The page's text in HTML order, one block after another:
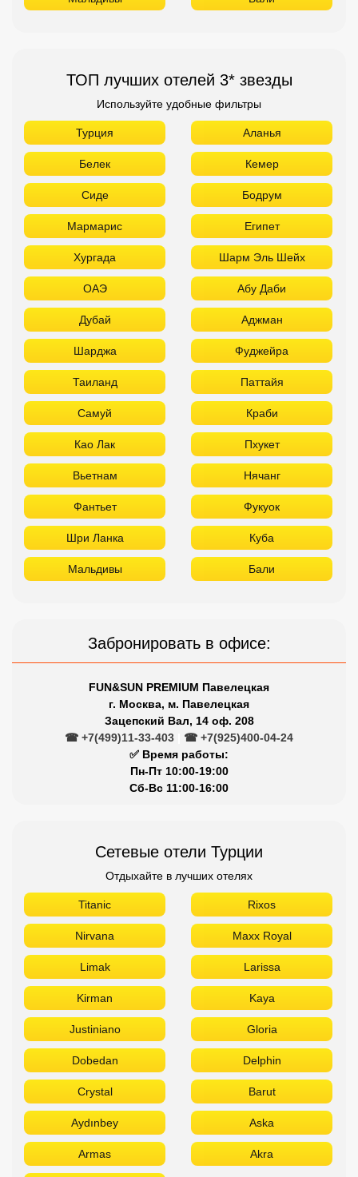
ТОП лучших отелей 3* звезды
Используйте удобные фильтры
Турция Аланья
Белек Кемер
Сиде Бодрум
Мармарис Египет
Хургада Шарм Эль Шейх
ОАЭ Абу Даби
Дубай Аджман
Шарджа Фуджейра
Таиланд Паттайя
Самуй Краби
Као Лак Пхукет
Вьетнам Нячанг
Фантьет Фукуок
Шри Ланка Куба
Мальдивы Бали
Забронировать в офисе:
FUN&SUN PREMIUM Павелецкая
г. Москва, м. Павелецкая
Зацепский Вал, 14 оф. 208
☎ +7(499)11-33-403
☎ +7(925)400-04-24
✅ Время работы:
Пн-Пт 10:00-19:00
Сб-Вс 11:00-16:00
Сетевые отели Турции
Отдыхайте в лучших отелях
Titanic Rixos
Nirvana Maxx Royal
Limak Larissa
Kirman Kaya
Justiniano Gloria
Dobedan Delphin
Crystal Barut
Aydınbey Aska
Armas Akra